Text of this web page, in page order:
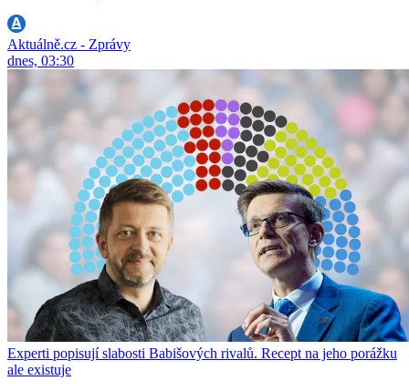
Aktuálně.cz - Zprávy
dnes, 03:30
Experti popisují slabosti Babišových rivalů. Recept na jeho porážku
ale existuje